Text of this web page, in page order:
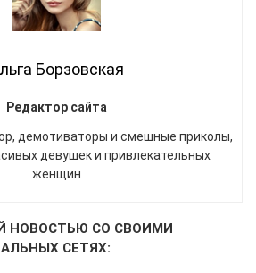
Борзовская
Редактор сайта
демотиваторы и смешные приколы,
девушек и привлекательных
женщин
НОВОСТЬЮ СО СВОИМИ
СЕТЯХ: